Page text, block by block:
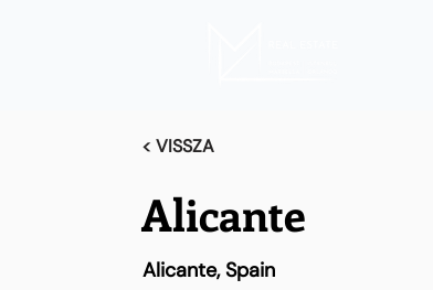
< VISSZA
Alicante
Alicante, Spain